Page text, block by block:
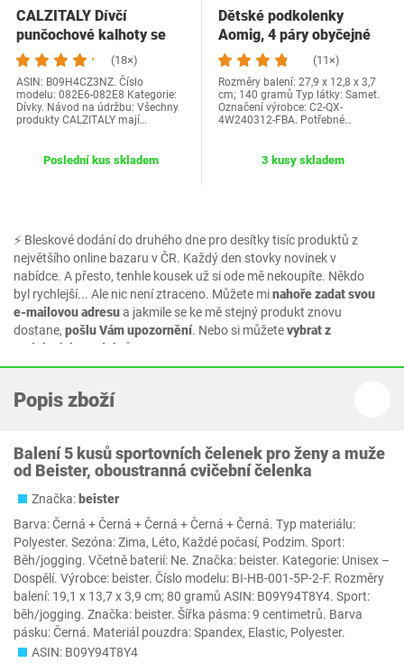
⚡ Bleskové dodání do druhého dne pro desítky tisíc produktů z
největšího online bazaru v ČR. Každý den stovky novinek v
nabídce. A přesto, tenhle kousek už si ode mě nekoupíte. Někdo
byl rychlejší... Ale nic není ztraceno. Můžete minahoře zadat svou
e-mailovou adresua jakmile se ke mě stejný produkt znovu
dostane, pošlu Vám upozornění. Nebo si můžetevybrat z
podobných produktů.
CALZITALY Dívčí
punčochové kalhoty se
třpytkami, lesklé…
(18×)
ASIN: B09H4CZ3NZ. Číslo
modelu: 082E6-082E8 Kategorie:
Dívky. Návod na údržbu: Všechny
produkty CALZITALY mají…
Poslední kus skladem
Dětské podkolenky
Aomig, 4 páry obyčejné
mašle do poloviny…
(11×)
Rozměry balení: 27,9 x 12,8 x 3,7
cm; 140 gramů Typ látky: Samet.
Označení výrobce: C2-QX-
4W240312-FBA. Potřebné…
3 kusy skladem
Popis zboží
Balení 5 kusů sportovních čelenek pro ženy a muže
od Beister, oboustranná cvičební čelenka
Značka: ‎beister
Barva: Černá + Černá + Černá + Černá + Černá. Typ materiálu:
Polyester. Sezóna: Zima, Léto, Každé počasí, Podzim. Sport:
Běh/jogging. Včetně baterií: Ne. Značka: beister. Kategorie: Unisex –
Dospělí. Výrobce: beister. Číslo modelu: BI-HB-001-5P-2-F. Rozměry
balení: 19,1 x 13,7 x 3,9 cm; 80 gramů ASIN: B09Y94T8Y4. Sport:
běh/jogging. Značka: beister. Šířka pásma: 9 centimetrů. Barva
pásku: Černá. Materiál pouzdra: Spandex, Elastic, Polyester.
ASIN: B09Y94T8Y4